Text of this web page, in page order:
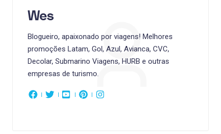
Wes
Blogueiro, apaixonado por viagens! Melhores
promoções Latam, Gol, Azul, Avianca, CVC,
Decolar, Submarino Viagens, HURB e outras
empresas de turismo.